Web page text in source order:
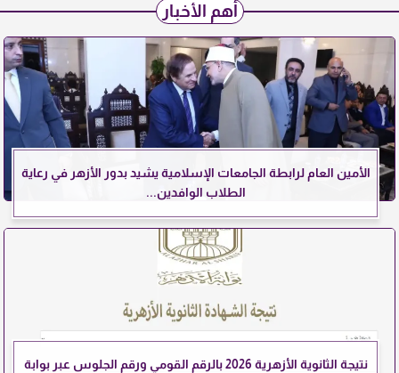
أهم الأخبار
الأمين العام لرابطة الجامعات الإسلامية يشيد بدور الأزهر في رعاية
الطلاب الوافدين...
نتيجة الثانوية الأزهرية 2026 بالرقم القومي ورقم الجلوس عبر بوابة